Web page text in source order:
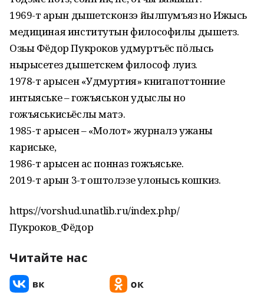
1969-тӥ арын дышетсконзэ йылпумъяз но Ижысь
медициная институтын философилы дышетӥз.
Озьы Фёдор Пукроков удмуртъёс пӧлысь
нырысетӥез дышетскем философ луиз.
1978-тӥ арысен «Удмуртия» книгапоттонние
интыяське – гожъяськон удыслы но
гожъяськисьёслы матэ.
1985-тӥ арысен – «Молот» журналэ ужаны
кариське,
1986-тӥ арысен ас понназ гожъяське.
2019-тӥ арын 3-тӥ оштолэзе улонысь кошкиз.
https://vorshud.unatlib.ru/index.php/
Пукроков_Фёдор
Читайте нас